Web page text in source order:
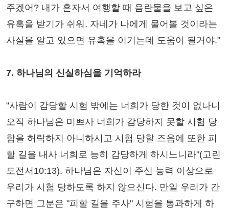
주겠어? 내가 혼자서 여행할 때 음란물을 보고 싶은
유혹을 받기가 쉬워. 자네가 나에게 물어볼 것이라는
사실을 알고 있으면 유혹을 이기는데 도움이 될거야."
7. 하나님의 신실하심을 기억하라
"사람이 감당할 시험 밖에는 너희가 당한 것이 없나니
오직 하나님은 미쁘사 너희가 감당하지 못할 시험 당
함을 허락하지 아니하시고 시험 당할 즈음에 또한 피
할 길을 내사 너희로 능히 감당하게 하시느니라"(고린
도전서10:13). 하나님은 자신이 주신 능력 이상으로
우리가 시험 당하도록 하지 않으신다. 만일 우리가 간
구하면 그분은 "피할 길을 주사" 시험을 통과하게 하